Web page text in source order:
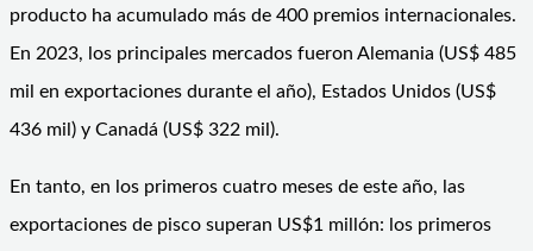
producto ha acumulado más de 400 premios internacionales.
En 2023, los principales mercados fueron Alemania (US$ 485
mil en exportaciones durante el año), Estados Unidos (US$
436 mil) y Canadá (US$ 322 mil).
En tanto, en los primeros cuatro meses de este año, las
exportaciones de pisco superan US$1 millón: los primeros